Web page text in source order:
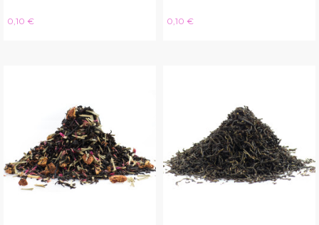
Hinta
0,10 € Hinta
0,10 €